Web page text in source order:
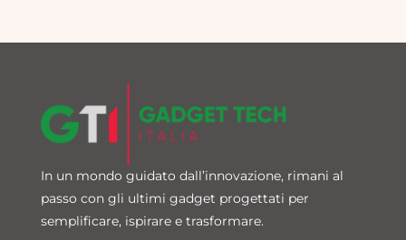
In un mondo guidato dall’innovazione, rimani al
passo con gli ultimi gadget progettati per
semplificare, ispirare e trasformare.